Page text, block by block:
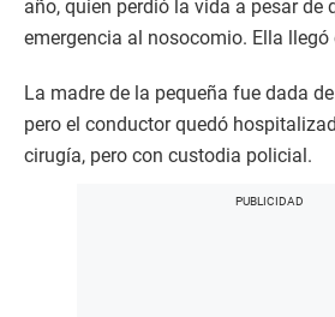
año, quien perdió la vida a pesar de
emergencia al nosocomio. Ella llegó
La madre de la pequeña fue dada
pero el conductor quedó
cirugía, pero con custodia policial.